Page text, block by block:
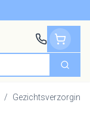
Zoek
/ Gezichtsverzorging